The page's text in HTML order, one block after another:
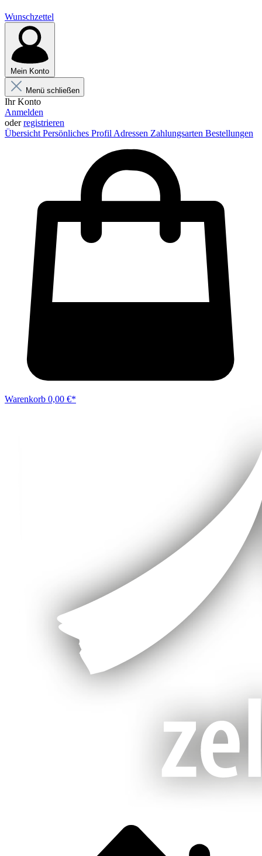
Wunschzettel
Mein Konto
Menü schließen
Ihr Konto
Anmelden
oderregistrieren
Übersicht Persönliches Profil Adressen Zahlungsarten Bestellungen
Warenkorb 0,00 €*